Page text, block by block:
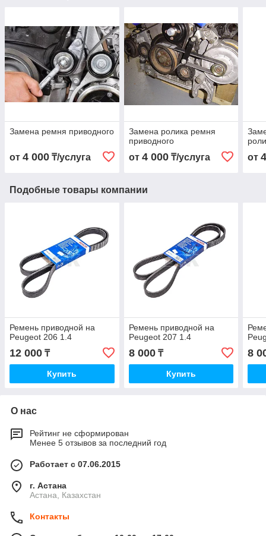
Замена ремня приводного
от 4 000 ₸/услуга
Замена ролика ремня
приводного
от 4 000₸/услуга от
Подобные товары компании
Ремень приводной на
Peugeot 206 1.4
12 000 ₸
Купить
Ремень приводной на
Peugeot 207 1.4
8 000₸
Купить
8
О нас
Рейтинг не сформирован
Менее 5 отзывов за последний год
Работает с 07.06.2015
г. Астана
Астана, Казахстан
Контакты